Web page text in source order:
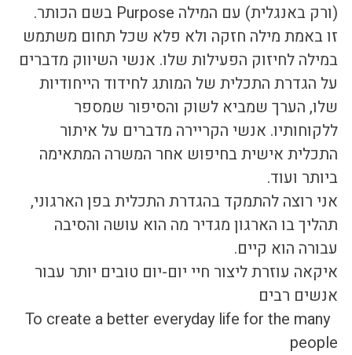
(ורק באנגלית) עם המילה Purpose בשם הכותר.
זו באמת מילה חזקה ולא פלא שכל תחום משתמש
במילה לחיזוק הפעילות שלו. אנשי השיווק מדברים
על הגדרת התכלית של המותג לחידוד הייחודיות
שלו, הערך שמביא לשוק והסיפור שמספר
ללקוחותיו. אנשי הקריירה מדברים על איתור
התכלית אישית בחיפוש אחר המשרה המתאימה
ביותר ועוד.
אני רוצה להתמקד בהגדרת התכלית בפן הארגוני,
תהליך בו הארגון מגדיר מה הוא עושה והסיבה
עבורה הוא קיים.
איקאה עוזרת ליצור חיי יום-יום טובים יותר עבור
אנשים רבים
To create a better everyday life for the many
people